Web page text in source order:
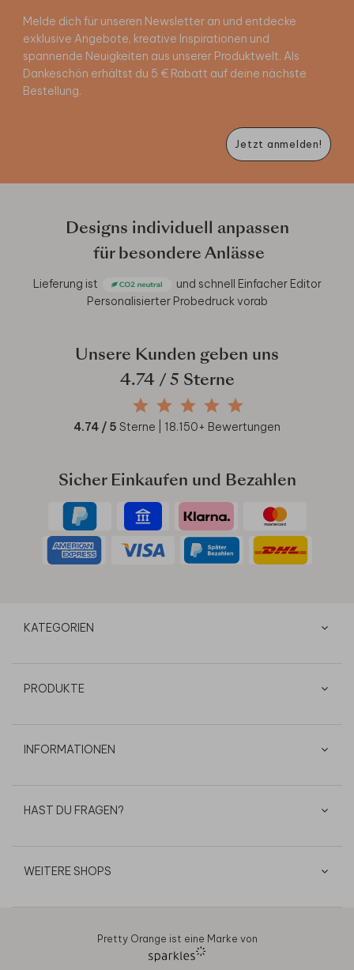
Melde dich für unseren Newsletter an und entdecke
exklusive Angebote, kreative Inspirationen und
spannende Neuigkeiten aus unserer Produktwelt. Als
Dankeschön erhältst du 5 € Rabatt auf deine nächste
Bestellung.
Jetzt anmelden!
Designs individuell anpassen
für besondere Anlässe
Lieferung ist und schnell Einfacher Editor
Personalisierter Probedruck vorab
Unsere Kunden geben uns
4.74/ 5 Sterne
4.74 / 5 Sterne | 18.150+ Bewertungen
Sicher Einkaufen und Bezahlen
KATEGORIEN
PRODUKTE
INFORMATIONEN
HAST DU FRAGEN?
WEITERE SHOPS
Pretty Orange ist eine Marke von